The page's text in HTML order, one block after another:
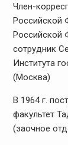
Член-
Российской
Российской
сотрудник
Института
(Москва)
В 1964 г.
факультет
(заочное